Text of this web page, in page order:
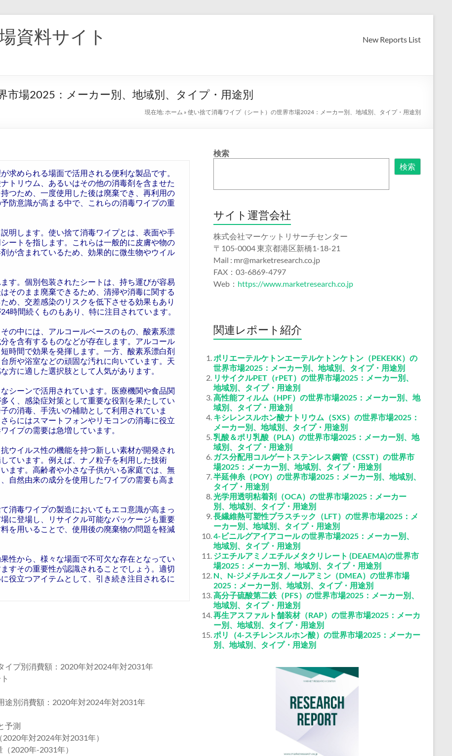
資料サイト New Reports List
市場2025：メーカー別、地域別、タイプ・用途別
現在地: ホーム » 使い捨て消毒ワイプ（シート）の世界市場2024：メーカー別、地域別、タイプ・用途別
求められる場面で活用される便利な製品です。
トリウム、あるいはその他の消毒剤を含ませた
つため、一度使用した後は廃棄でき、再利用の
防意識が高まる中で、これらの消毒ワイプの重
明します。使い捨て消毒ワイプとは、表面や手
ートを指します。これらは一般的に皮膚や物の
が含まれているため、効果的に微生物やウイル
す。個別包装されたシートは、持ち運びが容易
そのまま廃棄できるため、清掃や消毒に関する
め、交差感染のリスクを低下させる効果もあり
時間続くものもあり、特に注目されています。
の中には、アルコールベースのもの、酸素系漂
を含有するものなどが存在します。アルコール
時間で効果を発揮します。一方、酸素系漂白剤
所や浴室などの頑固な汚れに向いています。天
方に適した選択肢として人気があります。
シーンで活用されています。医療機関や食品関
く、感染症対策として重要な役割を果たしてい
の消毒、手洗いの補助として利用されていま
らにはスマートフォンやリモコンの消毒に役立
イプの需要は急増しています。
ウイルス性の機能を持つ新しい素材が開発され
ています。例えば、ナノ粒子を利用した技術
ます。高齢者や小さな子供がいる家庭では、無
自然由来の成分を使用したワイプの需要も高ま
消毒ワイプの製造においてもエコ意識が高まっ
に登場し、リサイクル可能なパッケージも重要
を用いることで、使用後の廃棄物の問題を軽減
性から、様々な場面で不可欠な存在となってい
すその重要性が認識されることでしょう。適切
役立つアイテムとして、引き続き注目されるに
イプ別消費額：2020年対2024年対2031年
途別消費額：2020年対2024年対2031年
予測
年対2024年対2031年）
2020年-2031年）
検索
検索
サイト運営会社
株式会社マーケットリサーチセンター
〒105-0004 東京都港区新橋1-18-21
Mail : mr@marketresearch.co.jp
FAX：03-6869-4797
Web： https://www.marketresearch.co.jp
関連レポート紹介
ポリエーテルケトンエーテルケトンケトン（PEKEKK）の
世界市場2025：メーカー別、地域別、タイプ・用途別
リサイクルPET（rPET）の世界市場2025：メーカー別、
地域別、タイプ・用途別
高性能フィルム（HPF）の世界市場2025：メーカー別、地
域別、タイプ・用途別
キシレンスルホン酸ナトリウム（SXS）の世界市場2025：
メーカー別、地域別、タイプ・用途別
乳酸＆ポリ乳酸（PLA）の世界市場2025：メーカー別、地
域別、タイプ・用途別
ガス分配用コルゲートステンレス鋼管（CSST）の世界市
場2025：メーカー別、地域別、タイプ・用途別
半延伸糸（POY）の世界市場2025：メーカー別、地域別、
タイプ・用途別
光学用透明粘着剤（OCA）の世界市場2025：メーカー
別、地域別、タイプ・用途別
長繊維熱可塑性プラスチック（LFT）の世界市場2025：メ
ーカー別、地域別、タイプ・用途別
4-ビニルグアイアコール の世界市場2025：メーカー別、
地域別、タイプ・用途別
ジエチルアミノエチルメタクリレート (DEAEMA)の世界市
場2025：メーカー別、地域別、タイプ・用途別
N、N-ジメチルエタノールアミン（DMEA）の世界市場
2025：メーカー別、地域別、タイプ・用途別
高分子硫酸第二鉄（PFS）の世界市場2025：メーカー別、
地域別、タイプ・用途別
再生アスファルト舗装材（RAP）の世界市場2025：メーカ
ー別、地域別、タイプ・用途別
ポリ（4-スチレンスルホン酸）の世界市場2025：メーカー
別、地域別、タイプ・用途別